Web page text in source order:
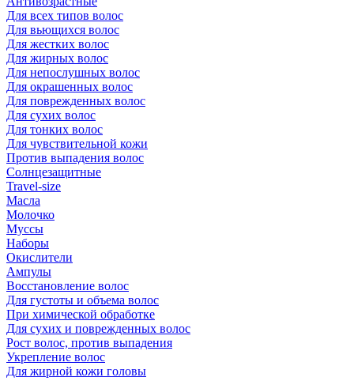
Для всех типов волос
Для вьющихся волос
Для жестких волос
Для жирных волос
Для непослушных волос
Для окрашенных волос
Для поврежденных волос
Для сухих волос
Для тонких волос
Для чувствительной кожи
Против выпадения волос
Солнцезащитные
Travel-size
Масла
Молочко
Муссы
Наборы
Окислители
Ампулы
Восстановление волос
Для густоты и объема волос
При химической обработке
Для сухих и поврежденных волос
Рост волос, против выпадения
Укрепление волос
Для жирной кожи головы